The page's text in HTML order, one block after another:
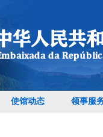
使馆动态 领事服